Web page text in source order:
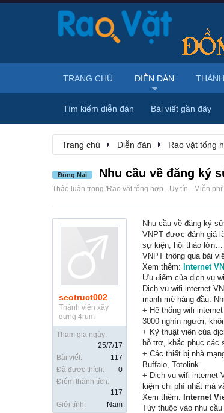
Trang chủ Diễn đàn Rao vặt tổng
Đồng Nai Nhu cầu về đăng ký
Thảo luận trong 'Rao vặt tổng hợp - Uy tín - Miễn phí
seotruct002
Thành viên xây
dựng 4rum
Tham gia ngày:
25/7/17
Bài viết:
117
Đã được thích:
0
Điểm thành tích:
117
Giới tính:
Nam
Nhu cầu về đăng ký
VNPT được đánh giá
sự kiện, hội thảo lớn…
VNPT thông qua bài
Xem thêm: Internet
Ưu điểm của dịch vụ
Dịch vụ wifi internet
mạnh mẽ hàng đầu.
+ Hệ thống wifi
3000 nghìn người,
+ Kỹ thuật viên của
hỗ trợ, khắc phục các
+ Các thiết bị nhà
Buffalo, Totolink…
+ Dịch vụ wifi internet
kiệm chi phí nhất mà
Xem thêm: Internet
Tùy thuộc vào nhu
TRANG CHỦ DIỄN ĐÀN
Tìm kiếm diễn đàn Bài viết gần đây